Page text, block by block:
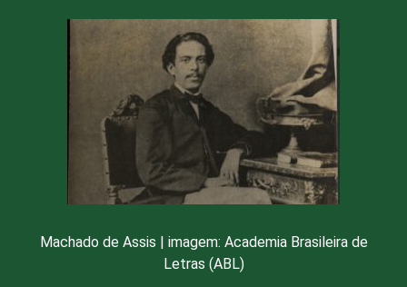
sociais
Machado de Assis | imagem: Academia Brasileira de
Letras (ABL)